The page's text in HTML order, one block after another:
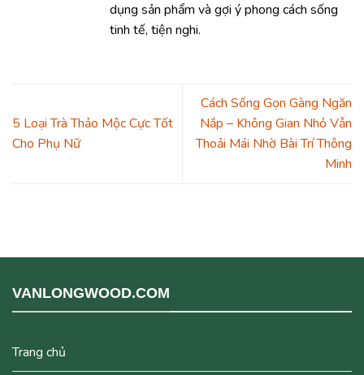
dụng sản phẩm và gợi ý phong cách sống
tinh tế, tiện nghi.
5 Loại Trà Thảo Mộc Cực Tốt
Cho Phụ Nữ
Cách Sống Gọn Gàng Ngăn
Nắp – Không Gian Nhỏ Vẫn
Thoải Mái Nhờ Bài Trí Thông
Minh
VANLONGWOOD.COM
Trang chủ